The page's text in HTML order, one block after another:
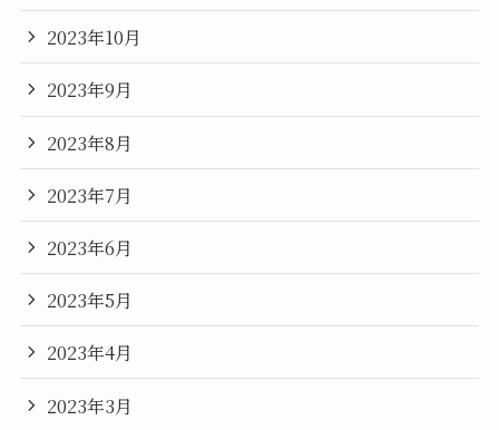
2023年10月
2023年9月
2023年8月
2023年7月
2023年6月
2023年5月
2023年4月
2023年3月